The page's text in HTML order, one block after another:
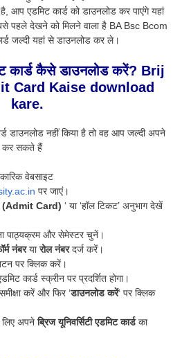
आप एडमिट कार्ड को डाउनलोड कर पाएंगे यहां
पहले देखने को मिलने वाला है BA Bsc Bcom
जल्दी यहां से डाउनलोड कर ले।
कार्ड कैसे डाउनलोड करें? Brij
Card Kaise download
kare.
कार्ड डाउनलोड नहीं किया है तो वह आप जल्दी अपने
कर सकते हैं
वेबसाइट
पर जाएं।
(Admit Card) ‘ या ‘हॉल टिकट’ अनुभाग देखें
पाठ्यक्रम और सेमेस्टर चुनें।
नंबरयारोल नंबरदर्ज करें।
बटन पर क्लिक करें।
कार्ड स्क्रीन पर प्रदर्शित होगा।
करें और फिर ‘डाउनलोड करें‘ पर क्लिक
लिए अपनेब्रिज यूनिवर्सिटी एडमिट कार्डका